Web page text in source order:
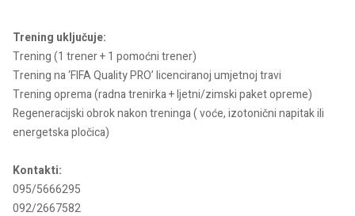
Trening uključuje:
Trening (1 trener + 1 pomoćni trener)
Trening na ‘FIFA Quality PRO’ licenciranoj umjetnoj travi
Trening oprema (radna trenirka + ljetni/zimski paket opreme)
Regeneracijski obrok nakon treninga ( voće, izotonični napitak ili
energetska pločica)
Kontakti:
095/5666295
092/2667582